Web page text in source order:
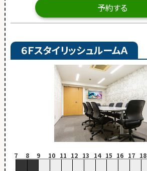
予約する
６ＦスタイリッシュルームＡ
7 8 9 10 11 12 13 14 15 16 17 18